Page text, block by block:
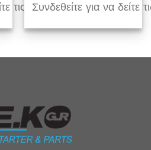
τις τιμέςΣυνδεθείτε για να δείτε